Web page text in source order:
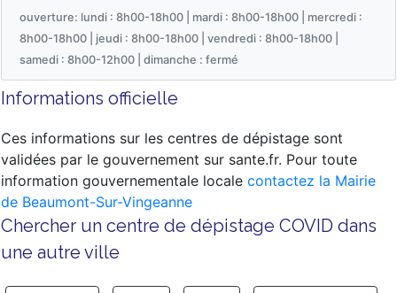
ouverture: lundi : 8h00-18h00 | mardi : 8h00-18h00 | mercredi :
8h00-18h00 | jeudi : 8h00-18h00 | vendredi : 8h00-18h00 |
samedi : 8h00-12h00 | dimanche : fermé
Informations officielle
Ces informations sur les centres de dépistage sont
validées par le gouvernement sur sante.fr. Pour toute
information gouvernementale locale contactez la Mairie
de Beaumont-Sur-Vingeanne
Chercher un centre de dépistage COVID dans
une autre ville